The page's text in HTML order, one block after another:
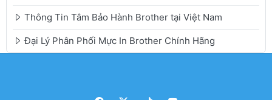
Thông Tin Tâm Bảo Hành Brother tại Việt Nam
Đại Lý Phân Phối Mực In Brother Chính Hãng